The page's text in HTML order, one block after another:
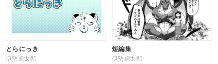
とらにっき
伊勢虎太郎
短編集
伊勢虎太郎